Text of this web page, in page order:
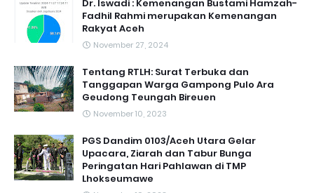
Dr. Iswadi : Kemenangan Bustami Hamzah-
Fadhil Rahmi merupakan Kemenangan
Rakyat Aceh
November 27, 2024
Tentang RTLH: Surat Terbuka dan
Tanggapan Warga Gampong Pulo Ara
Geudong Teungah Bireuen
November 10, 2023
PGS Dandim 0103/Aceh Utara Gelar
Upacara, Ziarah dan Tabur Bunga
Peringatan Hari Pahlawan di TMP
Lhokseumawe